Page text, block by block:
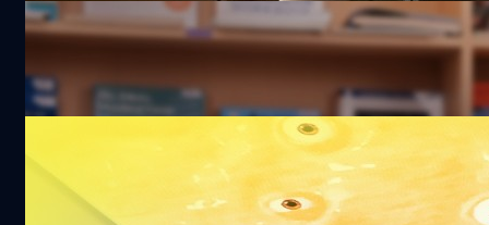
BTEC Level 3 วุฒิ ม.ปลาย อินเตอร์ฯ UK เรียน
จบใน 1 ปี
18.3k views 24 days ago
น่ารักไปไหม ! พาทัวร์ดินแดนมินเนี่ยนเปิดใหม่ที่
โลตัสบางนา พร้อม Immersive Screen สุดยิ่ง
101.4k views 24 days ago